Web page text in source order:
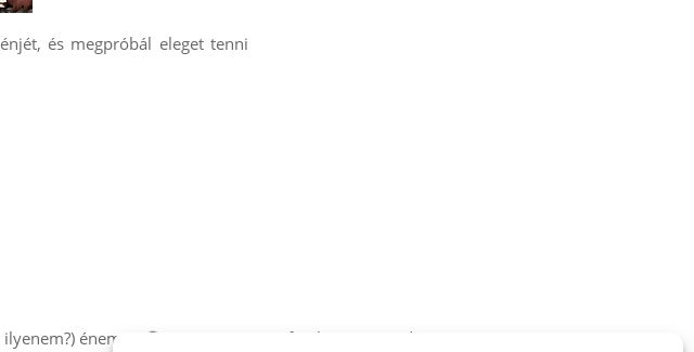
és megpróbál eleget tenni
énemet. 🙂 Köszönöm ezt a freebie-t és majd